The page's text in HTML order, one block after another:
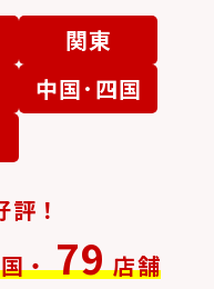
金貨・金コイン
関東
中国･四国
！
・ 79 店舗